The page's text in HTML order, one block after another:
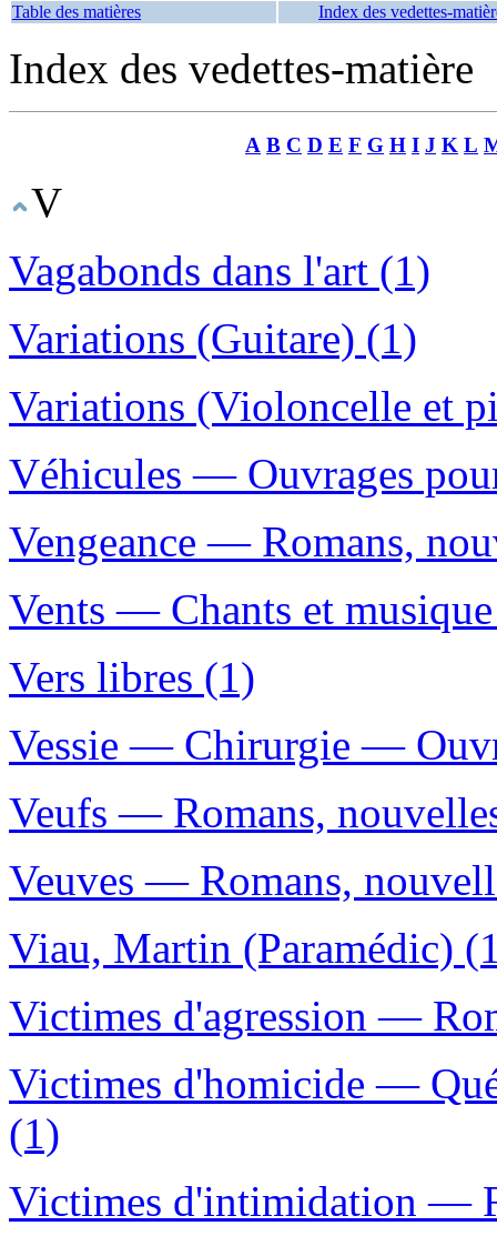
Table des matières Index des vedettes-
Index des vedettes-matière
A B C D E F G H I J K L
V
Vagabonds dans l'art (1)
Variations (Guitare) (1)
Variations (Violoncelle et
Véhicules — Ouvrages
Vengeance — Romans,
Vents — Chants et
Vers libres (1)
Vessie — Chirurgie —
Veufs — Romans,
Veuves — Romans,
Viau, Martin (Paramédic)
Victimes d'agression —
Victimes d'homicide —
(1)
Victimes d'intimidation —